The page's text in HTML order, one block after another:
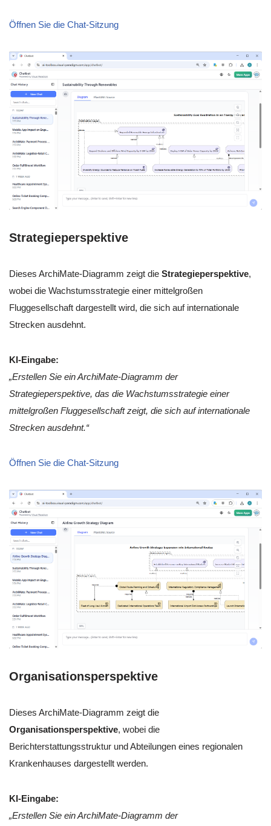
Öffnen Sie die Chat-Sitzung
Strategieperspektive
Dieses ArchiMate-Diagramm zeigt die Strategieperspektive,
wobei die Wachstumsstrategie einer mittelgroßen
Fluggesellschaft dargestellt wird, die sich auf internationale
Strecken ausdehnt.
KI-Eingabe:
„Erstellen Sie ein ArchiMate-Diagramm der
Strategieperspektive, das die Wachstumsstrategie einer
mittelgroßen Fluggesellschaft zeigt, die sich auf internationale
Strecken ausdehnt.“
Öffnen Sie die Chat-Sitzung
Organisationsperspektive
Dieses ArchiMate-Diagramm zeigt die
Organisationsperspektive, wobei die
Berichterstattungsstruktur und Abteilungen eines regionalen
Krankenhauses dargestellt werden.
KI-Eingabe:
„Erstellen Sie ein ArchiMate-Diagramm der